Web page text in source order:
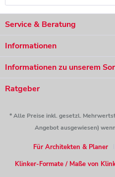
Service & Beratung
Informationen
Informationen zu unserem
Ratgeber
* Alle Preise inkl. gesetzl.
Angebot ausgewiesen)
Für Architekten & Planer
Klinker-Formate / Maße von